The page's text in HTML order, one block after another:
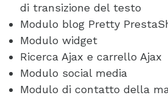
di transizione del testo
Modulo blog Pretty
Modulo widget
Ricerca Ajax e carrello Ajax
Modulo social media
Modulo di contatto della